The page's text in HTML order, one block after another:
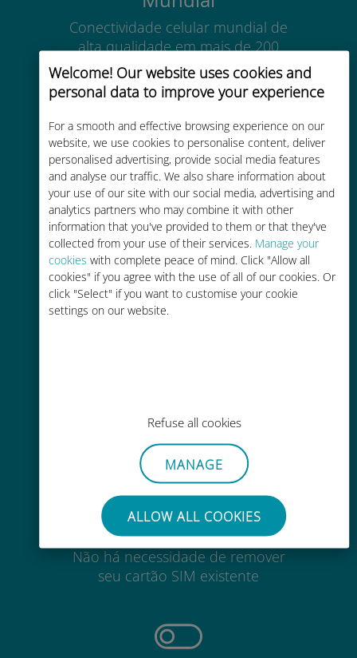
Welcome! Our website uses cookies and
personal data to improve your experience
For a smooth and effective browsing experience on our
website, we use cookies to personalise content, deliver
personalised advertising, provide social media features
and analyse our traffic. We also share information about
your use of our site with our social media, advertising and
analytics partners who may combine it with other
information that you've provided to them or that they've
collected from your use of their services. Manage your
cookies with complete peace of mind. Click "Allow all
cookies" if you agree with the use of all of our cookies. Or
click "Select" if you want to customise your cookie
settings on our website.
Refuse all cookies
MANAGE
ALLOW ALL COOKIES
Conectividade celular mundial de
alta qualidade em mais de 200
destinos
Custo-benefício
Até 90% mais barato do que as
tarifas de roaming de sua
operadora atual
ou dados restantes
Sem esforço
Não há necessidade de remover
seu cartão SIM existente